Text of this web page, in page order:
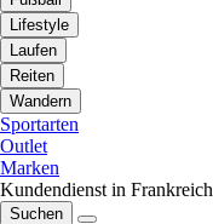
Lifestyle
Laufen
Reiten
Wandern
Sportarten
Outlet
Marken
Kundendienst in Frankreich
Suchen